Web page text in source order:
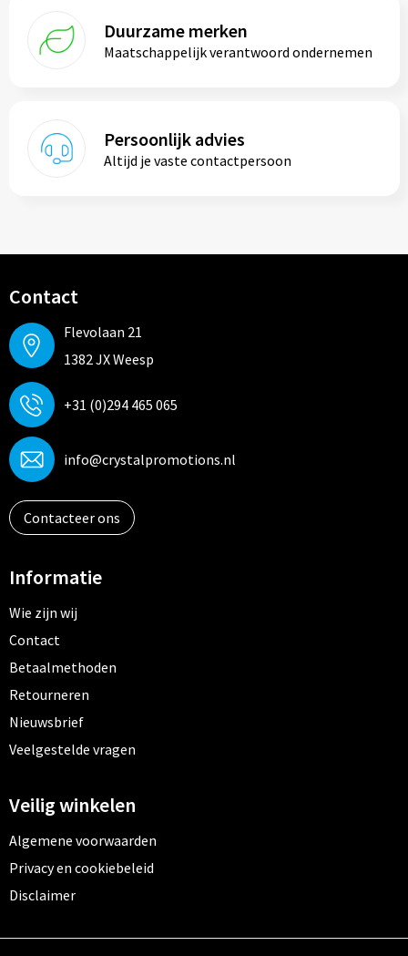
Duurzame merken
Maatschappelijk verantwoord ondernemen
Persoonlijk advies
Altijd je vaste contactpersoon
Contact
Flevolaan 21
1382 JX Weesp
+31 (0)294 465 065
info@crystalpromotions.nl
Contacteer ons
Informatie
Wie zijn wij
Contact
Betaalmethoden
Retourneren
Nieuwsbrief
Veelgestelde vragen
Veilig winkelen
Algemene voorwaarden
Privacy en cookiebeleid
Disclaimer